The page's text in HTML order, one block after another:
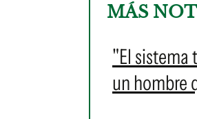
MÁS
"El sistema
un hombre